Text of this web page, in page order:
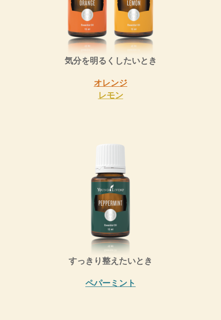
気分を明るくしたいとき
オレンジ
レモン
すっきり整えたいとき
ペパーミント